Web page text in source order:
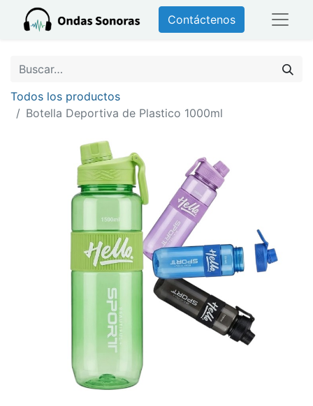
Contáctenos
Todos los productos
Botella Deportiva de Plastico 1000ml